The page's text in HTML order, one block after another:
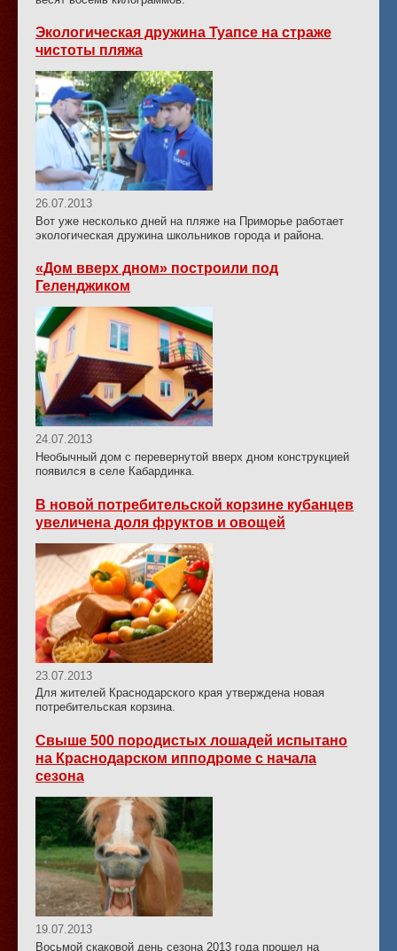
Экологическая дружина Туапсе на страже
чистоты пляжа
26.07.2013
Вот уже несколько дней на пляже на Приморье работает
экологическая дружина школьников города и района.
«Дом вверх дном» построили под
Геленджиком
24.07.2013
Необычный дом с перевернутой вверх дном конструкцией
появился в селе Кабардинка.
В новой потребительской корзине кубанцев
увеличена доля фруктов и овощей
23.07.2013
Для жителей Краснодарского края утверждена новая
потребительская корзина.
Свыше 500 породистых лошадей испытано
на Краснодарском ипподроме с начала
сезона
19.07.2013
Восьмой скаковой день сезона 2013 года прошел на